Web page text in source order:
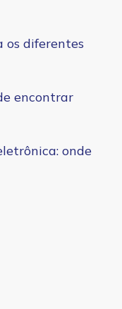
os diferentes
encontrar
onde